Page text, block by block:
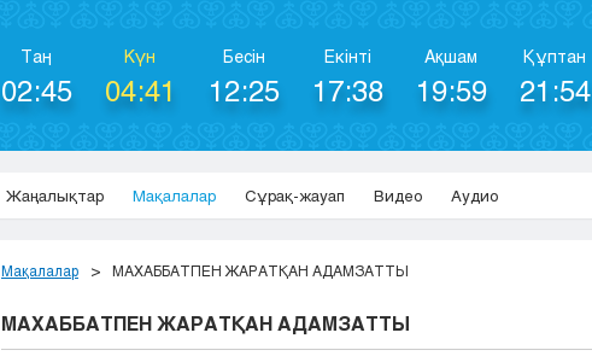
Таң
02:45
Күн
04:41
Бесін
12:25
Екінті
17:38
Ақшам
19:59
Құптан
21:54
Жаңалықтар Мақалалар Сұрақ-жауап Видео Аудио
Мақалалар МАХАББАТПЕН ЖАРАТҚАН АДАМЗАТТЫ
МАХАББАТПЕН ЖАРАТҚАН АДАМЗАТТЫ